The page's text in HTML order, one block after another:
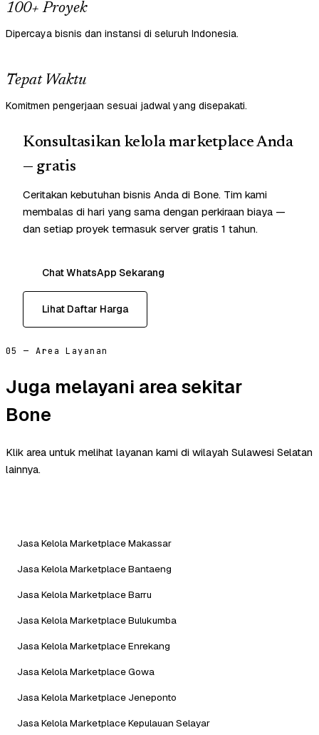
100+ Proyek
Dipercaya bisnis dan instansi di seluruh Indonesia.
Tepat Waktu
Komitmen pengerjaan sesuai jadwal yang disepakati.
Konsultasikan kelola marketplace Anda
— gratis
Ceritakan kebutuhan bisnis Anda di Bone. Tim kami
membalas di hari yang sama dengan perkiraan biaya —
dan setiap proyek termasuk server gratis 1 tahun.
Chat WhatsApp Sekarang
Lihat Daftar Harga
05 — Area Layanan
Juga melayani area sekitar
Bone
Klik area untuk melihat layanan kami di wilayah Sulawesi Selatan
lainnya.
Jasa Kelola Marketplace Makassar
Jasa Kelola Marketplace Bantaeng
Jasa Kelola Marketplace Barru
Jasa Kelola Marketplace Bulukumba
Jasa Kelola Marketplace Enrekang
Jasa Kelola Marketplace Gowa
Jasa Kelola Marketplace Jeneponto
Jasa Kelola Marketplace Kepulauan Selayar